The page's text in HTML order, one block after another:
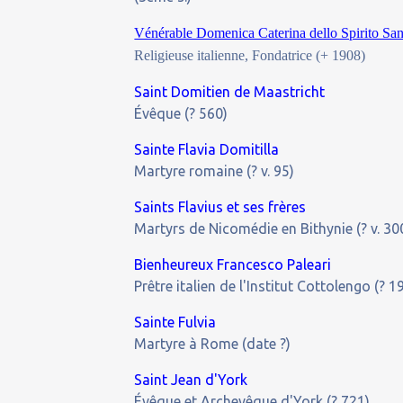
Vénérable Domenica Caterina dello Spirito
Religieuse italienne, Fondatrice (+ 1908)
Saint Domitien de Maastricht
Évêque (? 560)
Sainte Flavia Domitilla
Martyre romaine (? v. 95)
Saints Flavius et ses frères
Martyrs de Nicomédie en Bithynie (? v.
Bienheureux Francesco Paleari
Prêtre italien de l'Institut Cottolengo (?
Sainte Fulvia
Martyre à Rome (date ?)
Saint Jean d'York